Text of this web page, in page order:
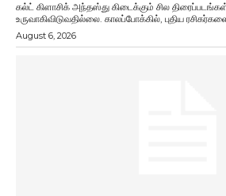
கல்ட் கிளாசிக் அந்தஸ்து கிடைக்கும் சில
உருவாகிவிடுவதில்லை. காலப்போக்கில், புதிய
August 6, 2026